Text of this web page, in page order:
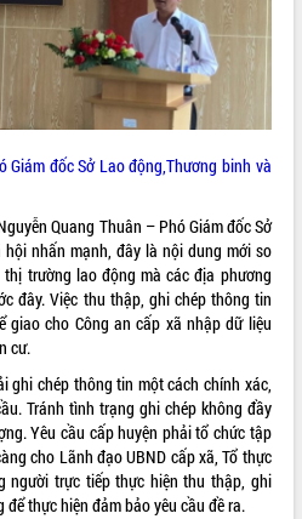
Giám đốc Sở Lao động,Thương binh và
Quang Thuân – Phó Giám đốc Sở
nhấn mạnh, đây là nội dung mới so
trường lao động mà các địa phương
đây. Việc thu thập, ghi chép thông tin
giao cho Công an cấp xã nhập dữ liệu
cư.
ghi chép thông tin một cách chính xác,
Tránh tình trạng ghi chép không đầy
Yêu cầu cấp huyện phải tổ chức tập
cho Lãnh đạo UBND cấp xã, Tổ thực
người trực tiếp thực hiện thu thập, ghi
thực hiện đảm bảo yêu cầu đề ra.